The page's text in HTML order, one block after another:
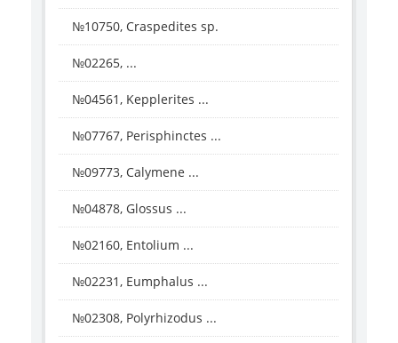
№10750, Craspedites sp.
№02265, ...
№04561, Kepplerites ...
№07767, Perisphinctes ...
№09773, Calymene ...
№04878, Glossus ...
№02160, Entolium ...
№02231, Eumphalus ...
№02308, Polyrhizodus ...